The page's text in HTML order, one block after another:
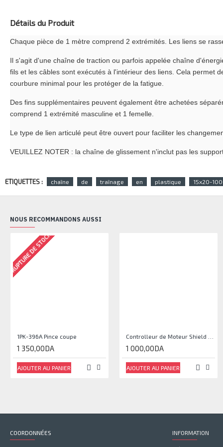
Détails du Produit
Chaque pièce de 1 mètre comprend 2 extrémités. Les liens se
Il s'agit d'une chaîne de traction ou parfois appelée chaîne
fils et les câbles sont exécutés à l'intérieur des liens. Cela permet
courbure minimal pour les protéger de la fatigue.
Des fins supplémentaires peuvent également être achetées
comprend 1 extrémité masculine et 1 femelle.
Le type de lien articulé peut être ouvert pour faciliter les
VEUILLEZ NOTER : la chaîne de glissement n'inclut pas les
ETIQUETTES : chaîne de traînage en plastique 15x20-
NOUS RECOMMANDONS AUSSI
RUPTURE DE STOCK
1PK-396A Pince coupe
1 350,00DA
AJOUTER AU PANIER
1 000,00DA
AJOUTER AU PANIER
COORDONNÉES INFORMATION